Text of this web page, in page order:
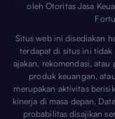
oleh Otoritas Jasa
Situs web ini disediakan
terdapat di situs ini tidak
ajakan, rekomendasi,
produk keuangan,
merupakan aktivitas
kinerja di masa depan.
probabilitas disajikan